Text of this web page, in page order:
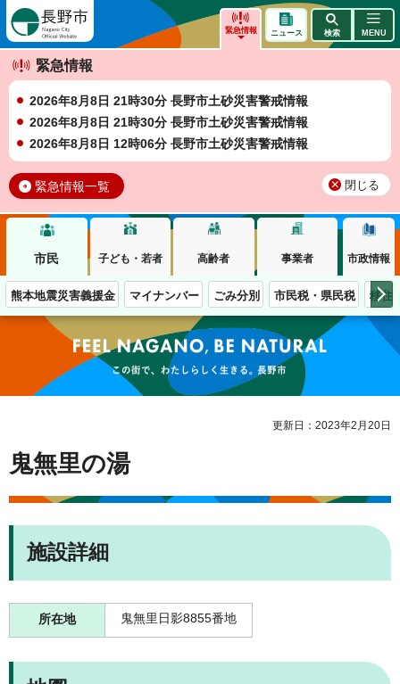
緊急情報
緊急情報
2026年8月8日 21時30分 長野市土砂災害警戒情報
2026年8月8日 21時30分 長野市土砂災害警戒情報
2026年8月8日 12時06分 長野市土砂災害警戒情報
緊急情報一覧 閉じる
ニュース 検索 MENU
市民 子ども・若者 高齢者 事業者 市政情報
熊本地震災害義援金 マイナンバー ごみ分別 市民税・県民税 移住
この街で、わたしらしく生きる。長野市
更新日：2023年2月20日
鬼無里の湯
施設詳細
所在地 鬼無里日影8855番地